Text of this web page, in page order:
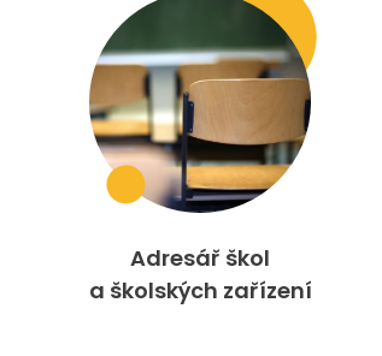
Adresář škol
a školských zařízení